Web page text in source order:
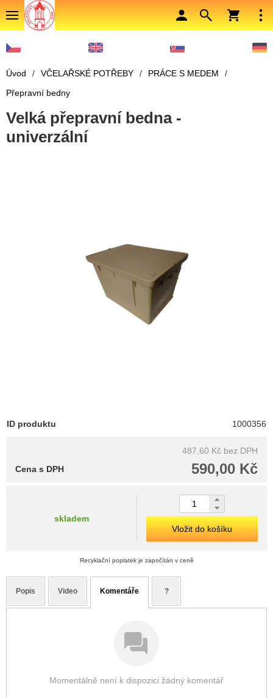
Úvod / VČELAŘSKÉ POTŘEBY / PRÁCE S MEDEM
/
Přepravní bedny
Velká přepravní bedna -
univerzální
ID produktu 1000356
487,60 Kč bez DPH
590,00 Kč
Cena s DPH
skladem
Vložit do košíku
Recyklační poplatek je započítán v ceně
Popis Video Komentáře ?
Momentálně není k dispozici žádný komentář